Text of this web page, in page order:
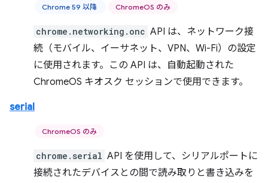
Chrome 59 以降 ChromeOS のみ
chrome.networking.onc API は、ネットワーク接
続（モバイル、イーサネット、VPN、Wi-Fi）の設定
に使用されます。この API は、自動起動された
ChromeOS キオスク セッションで使用できます。
serial
ChromeOS のみ
chrome.serial API を使用して、シリアルポートに
接続されたデバイスとの間で読み取りと書き込みを